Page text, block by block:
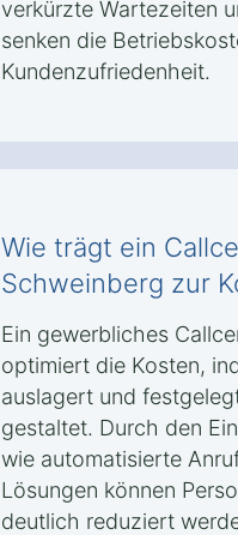
verkürzte Wartezeiten
senken die
Kundenzufriedenheit.
Wie trägt ein
Schweinberg zur
Ein gewerbliches
optimiert die Kosten,
auslagert und
gestaltet. Durch den
wie automatisierte
Lösungen können
deutlich reduziert